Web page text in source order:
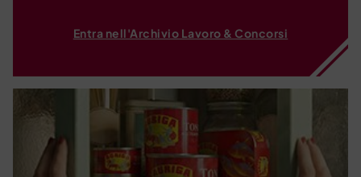
Entra nell'Archivio Lavoro & Concorsi